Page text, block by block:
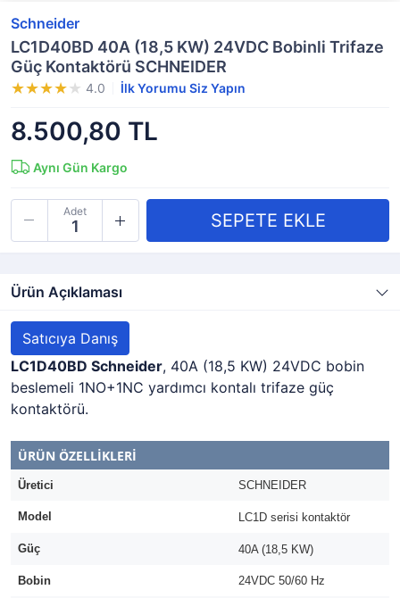
Schneider
LC1D40BD 40A (18,5 KW) 24VDC Bobinli Trifaze
Güç Kontaktörü SCHNEIDER
4.0 İlk Yorumu Siz Yapın
8.500,80 TL
Aynı Gün Kargo
Adet
Ürün Açıklaması
Satıcıya Danış
LC1D40BD Schneider, 40A (18,5 KW) 24VDC bobin
beslemeli 1NO+1NC yardımcı kontalı trifaze güç
kontaktörü.
ÜRÜN ÖZELLİKLERİ
Üretici SCHNEIDER
Model LC1D serisi kontaktör
Güç 40A (18,5 KW)
Bobin 24VDC 50/60 Hz